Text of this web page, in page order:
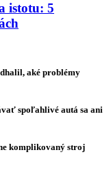
istotu: 5
aké problémy
spoľahlivé autá sa ani
komplikovaný stroj